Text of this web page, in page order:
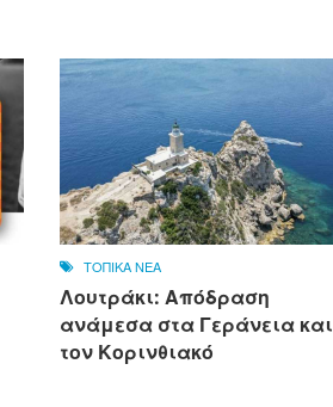
ΤΟΠΙΚΑ ΝΕΑ
Λουτράκι: Απόδραση
ανάμεσα στα Γεράνεια και
τον Κορινθιακό